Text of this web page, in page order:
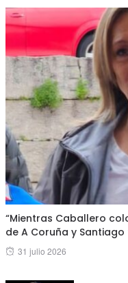
“Mientras Caballero
de A Coruña y
Posted
31 julio 2026